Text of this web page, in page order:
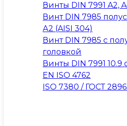
Винты DIN 7991 A2,
Винт DIN 7985
А2 (AISI 304)
Винт DIN 7985 с
головкой
Винты DIN 7991
EN ISO 4762
ISO 7380 / ГОСТ